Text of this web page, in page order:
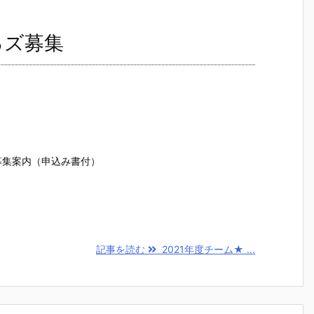
募集
案内（申込み書付）
記事を読む 2021年度チーム★ ...